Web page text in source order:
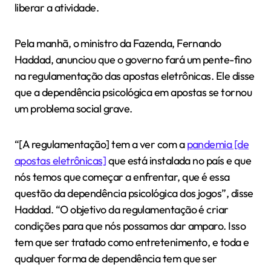
liberar a atividade.
Pela manhã, o ministro da Fazenda, Fernando
Haddad, anunciou que o governo fará um pente-fino
na regulamentação das apostas eletrônicas. Ele disse
que a dependência psicológica em apostas se tornou
um problema social grave.
“[A regulamentação] tem a ver com apandemia [de
apostas eletrônicas]que está instalada no país e que
nós temos que começar a enfrentar, que é essa
questão da dependência psicológica dos jogos”, disse
Haddad. “O objetivo da regulamentação é criar
condições para que nós possamos dar amparo. Isso
tem que ser tratado como entretenimento, e toda e
qualquer forma de dependência tem que ser